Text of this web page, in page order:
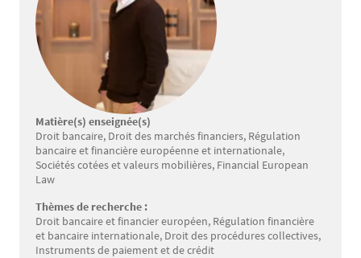
Matière(s) enseignée(s)
Droit bancaire, Droit des marchés financiers, Régulation
bancaire et financière européenne et internationale,
Sociétés cotées et valeurs mobilières, Financial European
Law
Thèmes de recherche :
Droit bancaire et financier européen, Régulation financière
et bancaire internationale, Droit des procédures collectives,
Instruments de paiement et de crédit